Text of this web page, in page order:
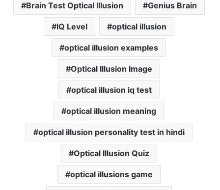
Brain Test Optical Illusion Genius Brain
IQ Level optical illusion
optical illusion examples
Optical Illusion Image
optical illusion iq test
optical illusion meaning
optical illusion personality test in hindi
Optical Illusion Quiz
optical illusions game